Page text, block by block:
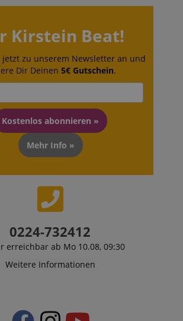
Kirstein Beat!
jetzt zu unserem Newsletter an und
Dir Deinen 5€ Gutschein.
Kostenlos abonnieren »
Mehr Info »
0224-732412
erreichbar ab Mo 10.08, 09:30
Weitere Informationen